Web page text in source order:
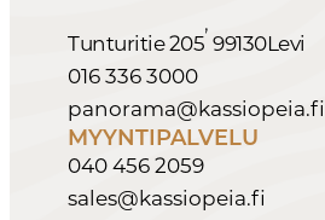
Tunturitie 205
,
99130Levi
016 336 3000
panorama@kassiopeia.fi
MYYNTIPALVELU
040 456 2059
sales@kassiopeia.fi